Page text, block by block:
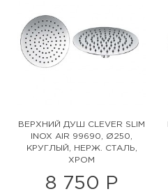
ВЕРХНИЙ ДУШ CLEVER SLIM
INOX AIR 99690, Ø250,
КРУГЛЫЙ, НЕРЖ. СТАЛЬ,
ХРОМ
8 750 Р